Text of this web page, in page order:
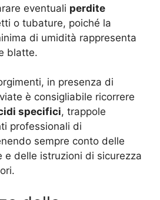
eventuali perdite
o tubature, poiché la
di umidità rappresenta
blatte.
in presenza di
è consigliabile ricorrere
specifici, trappole
professionali di
sempre conto delle
e delle istruzioni di sicurezza